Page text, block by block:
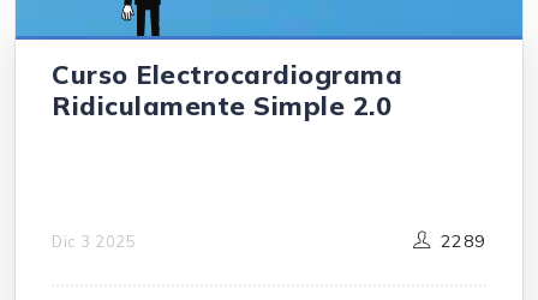
Curso Electrocardiograma
Ridiculamente Simple 2.0
Dic 3 2025 2289